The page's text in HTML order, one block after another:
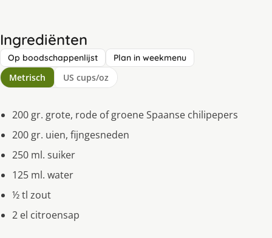
Ingrediënten
Op boodschappenlijst Plan in weekmenu
Metrisch US cups/oz
200 gr. grote, rode of groene Spaanse chilipepers
200 gr. uien, fijngesneden
250 ml. suiker
125 ml. water
½ tl zout
2 el citroensap